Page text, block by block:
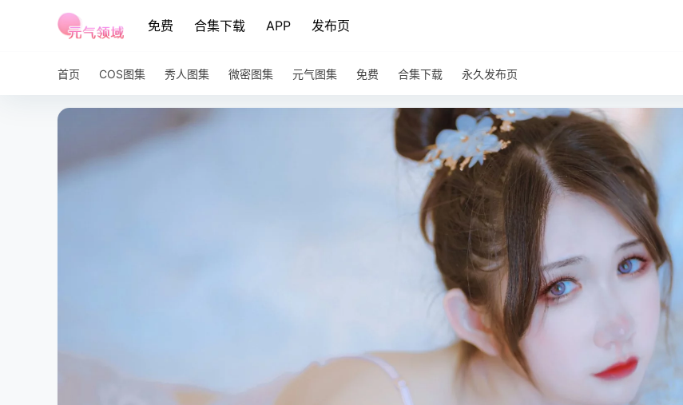
免费 合集下载 APP 发布页
首页 COS图集 秀人图集 微密图集 元气图集 免费 合集下载 永久发布页